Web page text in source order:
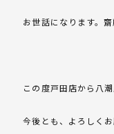
お世話になります。齋
この度戸田店から八
今後とも、よろしくお